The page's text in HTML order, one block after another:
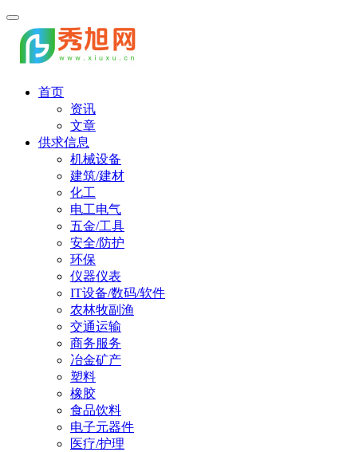
首页
资讯
文章
供求信息
机械设备
建筑/建材
化工
电工电气
五金/工具
安全/防护
环保
仪器仪表
IT设备/数码/软件
农林牧副渔
交通运输
商务服务
冶金矿产
塑料
橡胶
食品饮料
电子元器件
医疗/护理